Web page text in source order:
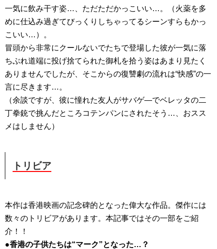
一気に飲み干す姿…、ただただかっこいい…。（火薬を多
めに仕込み過ぎてびっくりしちゃってるシーンすらもかっ
こいい…）。
冒頭から非常にクールないでたちで登場した彼が一気に落
ちぶれ道端に投げ捨てられた御札を拾う姿はあまり見たく
ありませんでしたが、そこからの復讐劇の流れは“快感”の一
言に尽きます…。
（余談ですが、彼に憧れた友人がサバゲ―でベレッタの二
丁拳銃で挑んだところコテンパンにされたそう…、おスス
メはしません）
トリビア
本作は香港映画の記念碑的となった偉大な作品。傑作には
数々のトリビアがあります。本記事ではその一部をご紹
介！！
●香港の子供たちは“マーク”となった…？